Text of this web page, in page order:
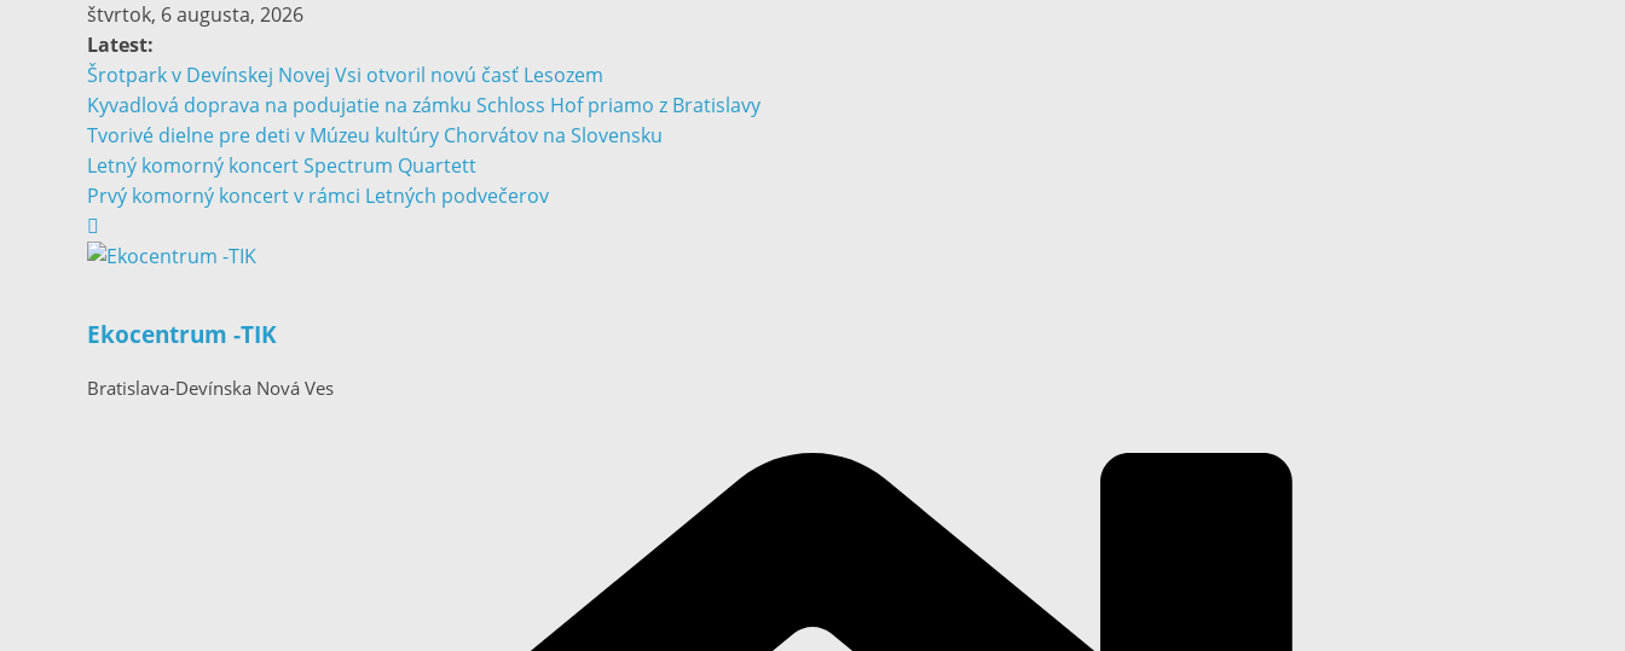
štvrtok, 6 augusta, 2026
Latest:
Šrotpark v Devínskej Novej Vsi otvoril novú časť Lesozem
Kyvadlová doprava na podujatie na zámku Schloss Hof priamo z Bratislavy
Tvorivé dielne pre deti v Múzeu kultúry Chorvátov na Slovensku
Letný komorný koncert Spectrum Quartett
Prvý komorný koncert v rámci Letných podvečerov
Ekocentrum -TIK
Bratislava-Devínska Nová Ves